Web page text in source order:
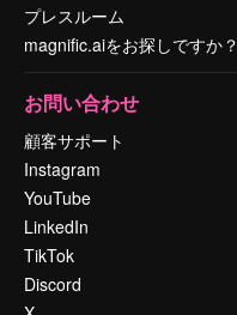
プレスルーム
magnific.aiをお探しですか？
お問い合わせ
顧客サポート
Instagram
YouTube
LinkedIn
TikTok
Discord